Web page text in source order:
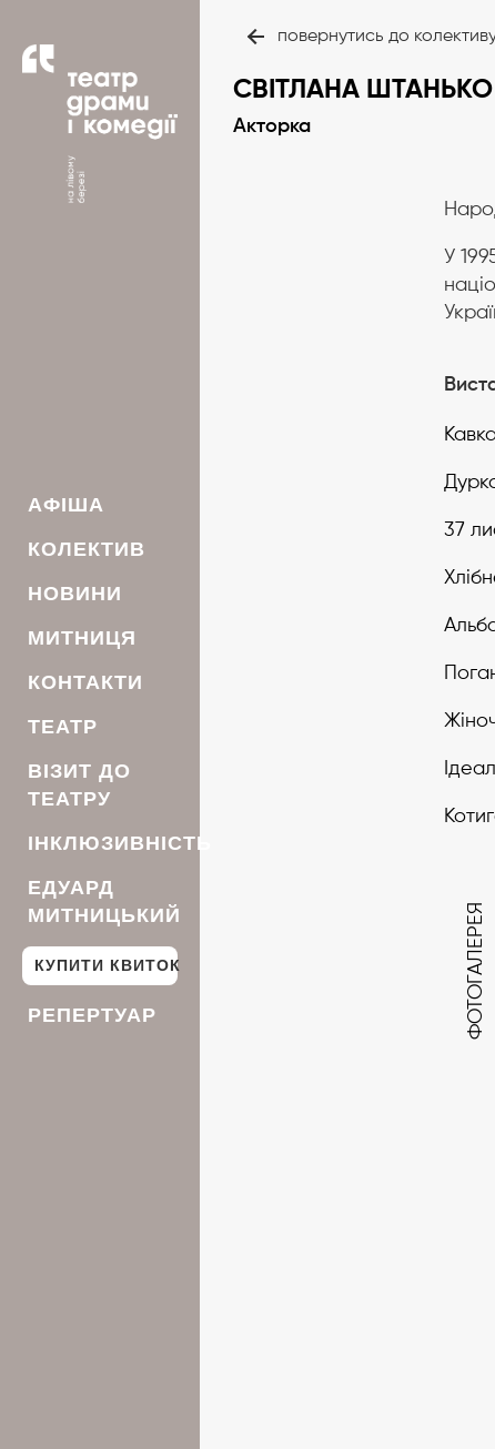
АФІША
КОЛЕКТИВ
НОВИНИ
МИТНИЦЯ
КОНТАКТИ
ТЕАТР
ВІЗИТ ДО
ТЕАТРУ
ІНКЛЮЗИВНІСТЬ
ЕДУАРД
МИТНИЦЬКИЙ
КУПИТИ КВИТОК
РЕПЕРТУАР
повернутись до
СВІТЛАНА ШТАНЬКО
Акторка
У
37
ФОТОГАЛЕРЕЯ